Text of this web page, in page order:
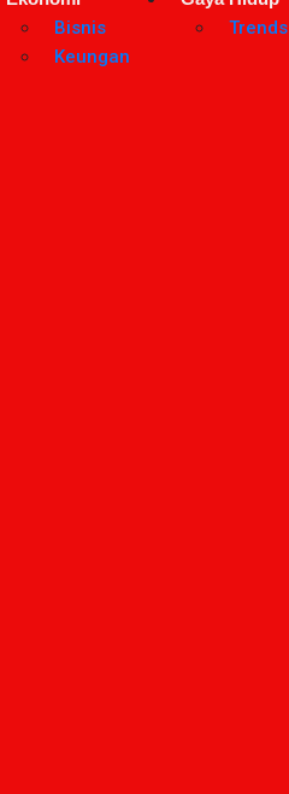
Bisnis
Keungan
Trends